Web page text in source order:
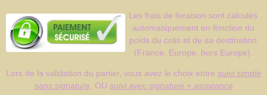
Les frais de livraison sont calculés
automatiquement en fonction du
poids du colis et de sa destination
(France, Europe, hors Europe).
Lors de la validation du panier, vous avez le choix entre suivi simple
sans signature , OU suivi avec signature + assurance